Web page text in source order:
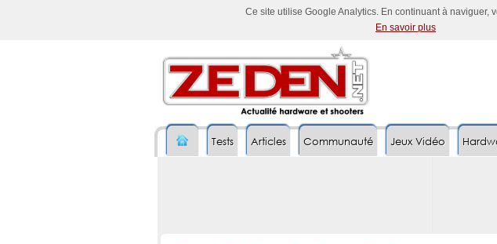
Ce site utilise Google Analytics. En continuant à
En savoir plus
Tests Articles Communauté Jeux Vidéo